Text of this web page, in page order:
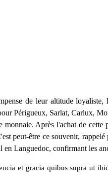
de leur altitude
Périgueux, Sarlat, Carlux,
Après l'achat de
peut-être ce souvenir,
Languedoc, confirmant les
et gracia quibus supra ut